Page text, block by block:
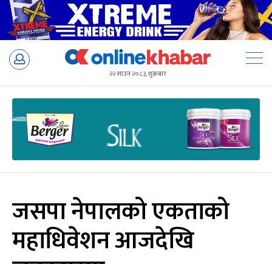
Skip
२२ साउन २०८३, शुक्रबार
जसपा नेपालको एकताको
महाधिवेशन आजदेखि